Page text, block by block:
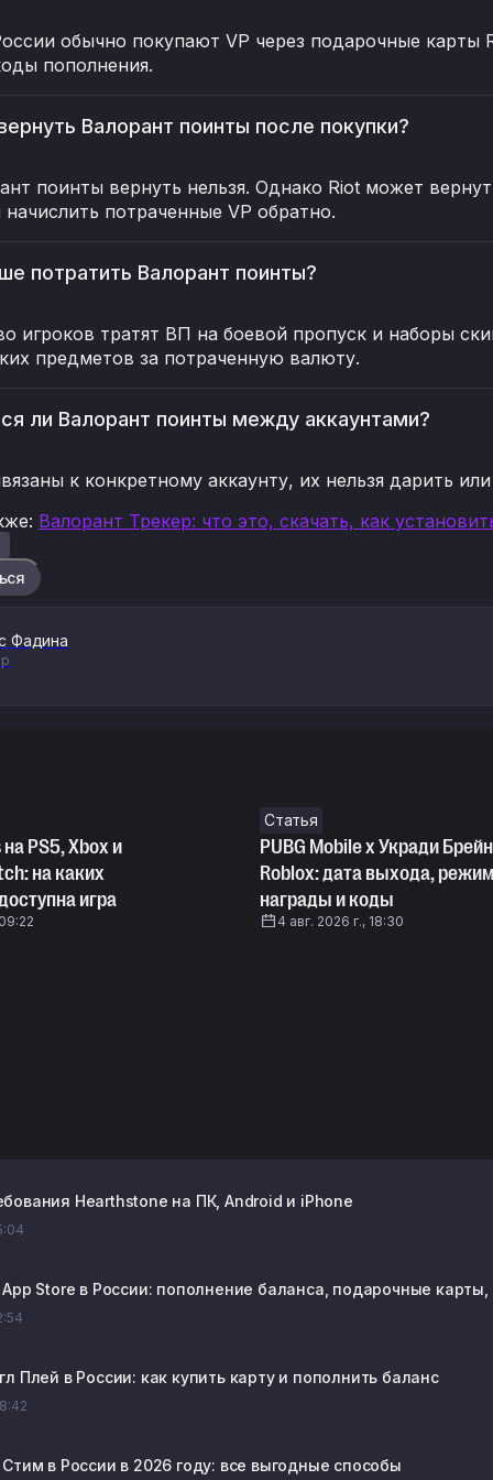
обычно покупают VP через подарочные
пополнения.
Валорант поинты после покупки?
поинты вернуть нельзя. Однако Riot может
потраченные VP обратно.
потратить Валорант поинты?
игроков тратят ВП на боевой пропуск и наборы
предметов за потраченную валюту.
ли Валорант поинты между аккаунтами?
к конкретному аккаунту, их нельзя дарить
: Валорант Трекер: что это, скачать, как
Фадина
PS5, Xbox и
на каких
игра
Статья
PUBG Mobile х Укради
Roblox: дата выхода,
награды и коды
4 авг. 2026 г., 18:30
Hearthstone на ПК, Android и iPhone
Store в России: пополнение баланса, подарочные карты,
Плей в России: как купить карту и пополнить баланс
в России в 2026 году: все выгодные способы